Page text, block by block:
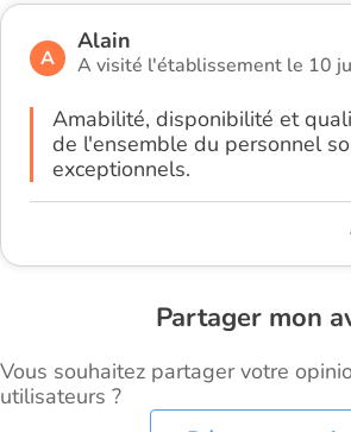
A
Alain
A visité l'établissement le 10
Amabilité, disponibilité et
de l'ensemble du personnel
exceptionnels.
Partager mon
Vous souhaitez partager votre
utilisateurs ?